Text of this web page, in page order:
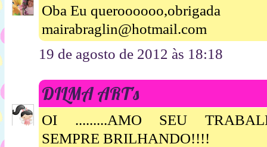
Oba Eu queroooooo,obrigada
mairabraglin@hotmail.com
19 de agosto de 2012 às 18:18
DILMA ART's
OI .........AMO SEU
SEMPRE BRILHANDO!!!!